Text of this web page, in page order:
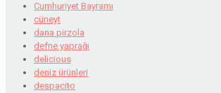
Cumhuriyet Bayramı
cüneyt
dana pirzola
defne yaprağı
delicious
deniz ürünleri
despacito